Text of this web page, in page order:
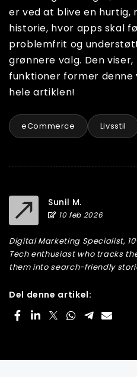
er ved at blive en hurtig,
historie, hvor apps skal
problemfrit og
grønnere valg. Den
funktioner former denne
hele artiklen!
eCommerce Livsstil
Sunil M.
10 feb 2026
Digital Marketing Specialist,
Tech enthusiast who tracks
them into search-friendly
Del denne artikel: